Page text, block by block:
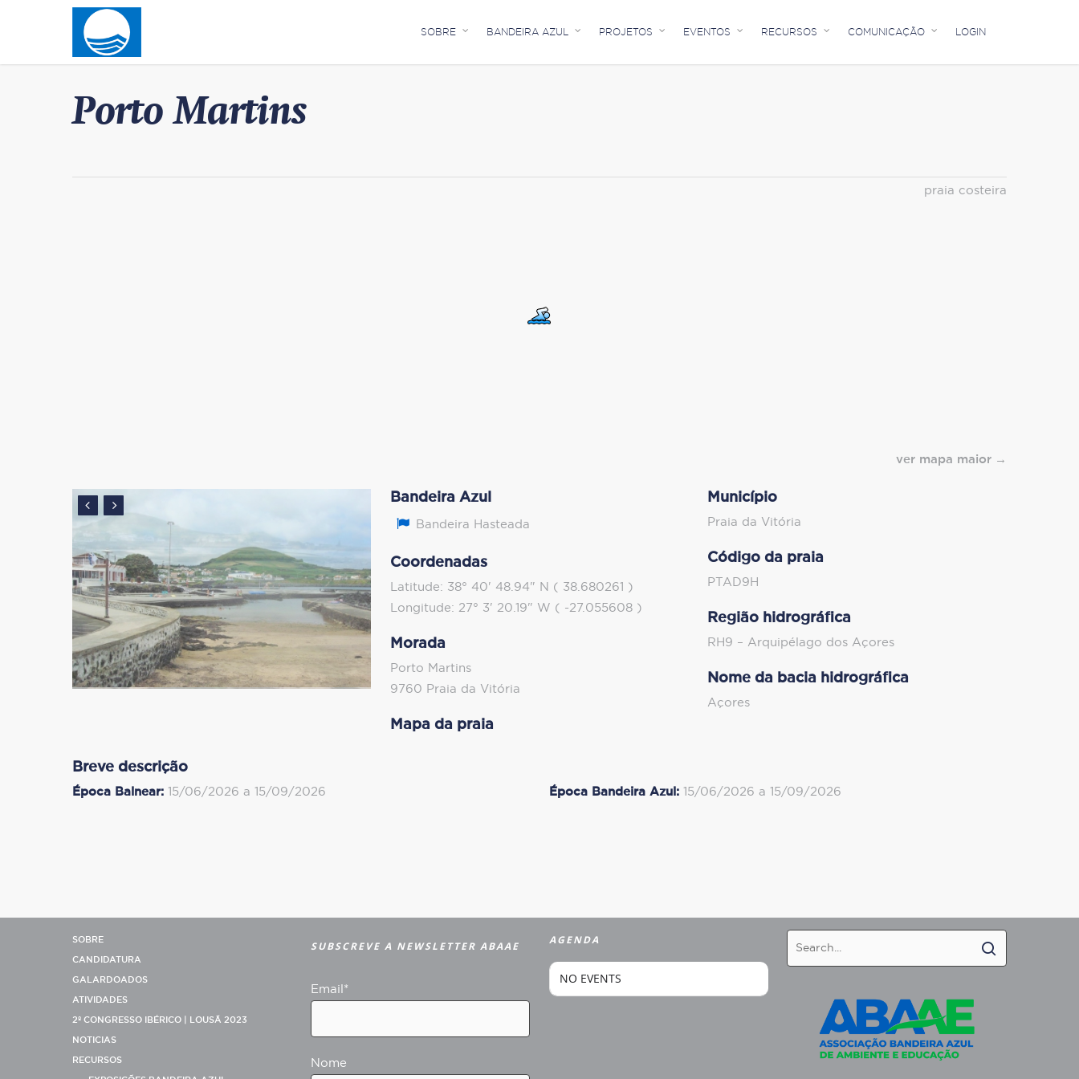
SOBRE BANDEIRA AZUL PROJETOS EVENTOS RECURSOS COMUNICAÇÃO LOGIN
Porto Martins
praia costeira
ver mapa maior
Bandeira Azul
Bandeira Hasteada
Coordenadas
Latitude: 38° 40' 48.94" N ( 38.680261 )
Longitude: 27° 3' 20.19" W ( -27.055608 )
Morada
Porto Martins
9760 Praia da Vitória
Mapa da praia
Município
Praia da Vitória
Código da praia
PTAD9H
Região hidrográfica
RH9 – Arquipélago dos Açores
Nome da bacia hidrográfica
Açores
Breve descrição
Época Balnear: 15/06/2026 a 15/09/2026 Época Bandeira Azul:15/06/2026 a 15/09/2026
SOBRE
CANDIDATURA
GALARDOADOS
ATIVIDADES
2º CONGRESSO IBÉRICO | LOUSÃ 2023
NOTICIAS
RECURSOS
SUBSCREVE A NEWSLETTER ABAAE
Email*
Nome
AGENDA
NO EVENTS